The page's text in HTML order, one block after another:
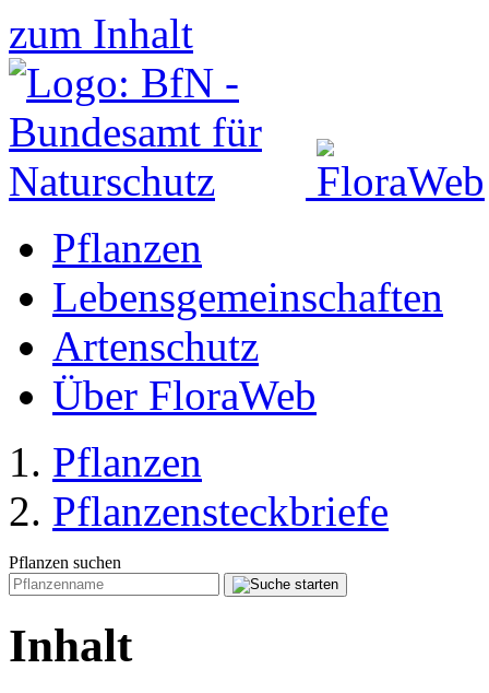
zum Inhalt
Pflanzen
Lebensgemeinschaften
Artenschutz
Über FloraWeb
Pflanzen
Pflanzensteckbriefe
Pflanzen suchen
Inhalt